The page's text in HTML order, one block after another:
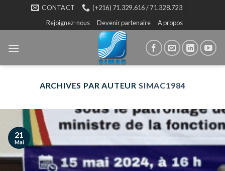
content
CONTACT
(+216) 71.329.616 / 71.328.723
Rejoignez-nous
Devenir partenaire A propos
ARCHIVES PAR AUTEUR SIMAC1984
21
Mai